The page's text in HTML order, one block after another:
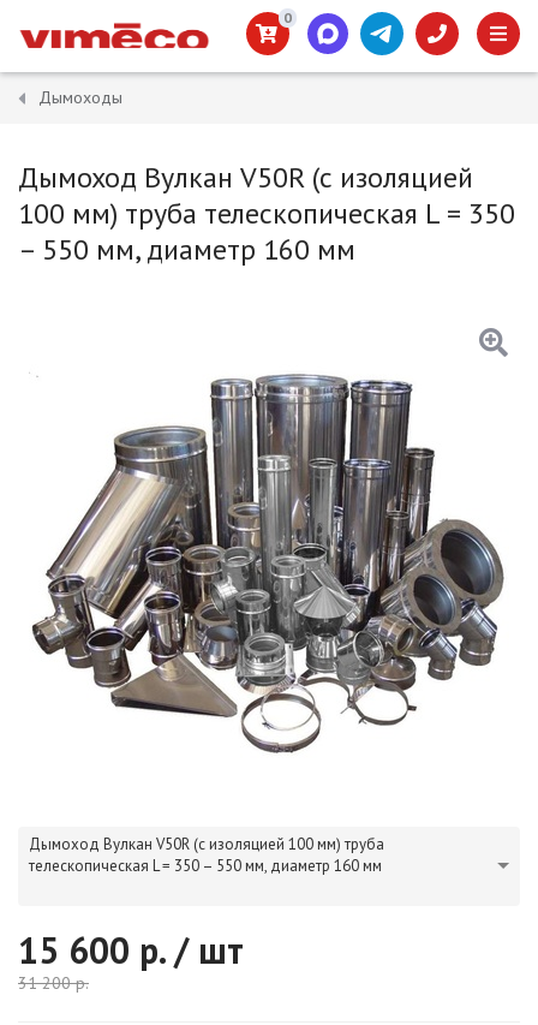
0
Дымоходы
Дымоход Вулкан V50R (с изоляцией
100 мм) труба телескопическая L = 350
– 550 мм, диаметр 160 мм
Дымоход Вулкан V50R (с изоляцией 100 мм) труба
телескопическая L = 350 – 550 мм, диаметр 160 мм
15 600 р. / шт
31 200р.